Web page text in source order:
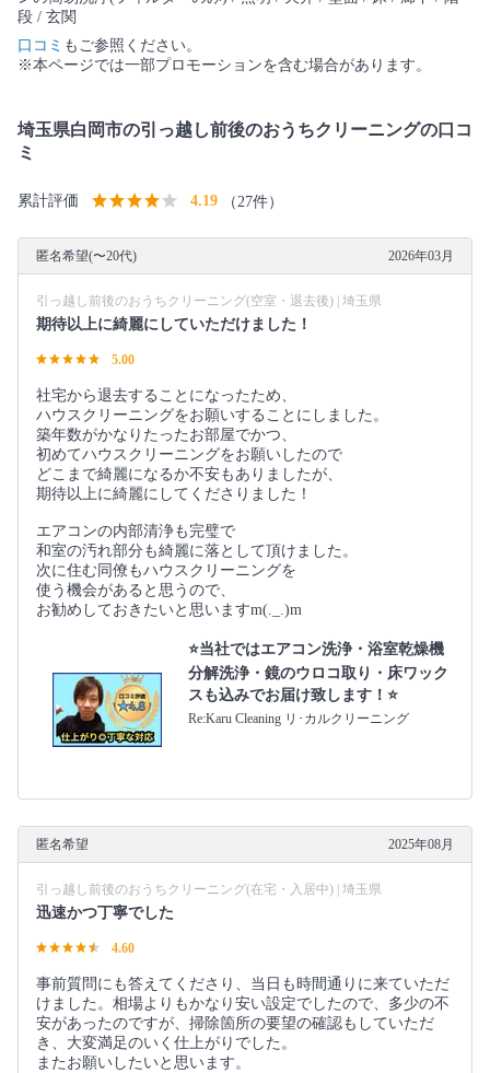
段 / 玄関
口コミ もご参照ください。
※本ページでは一部プロモーションを含む場合があります。
埼玉県白岡市の引っ越し前後のおうちクリーニングの口コ
ミ
累計評価 4.19 （27件）
匿名希望(〜20代) 2026年03月
引っ越し前後のおうちクリーニング(空室・退去後) | 埼玉県
期待以上に綺麗にしていただけました！
5.00
社宅から退去することになったため、
ハウスクリーニングをお願いすることにしました。
築年数がかなりたったお部屋でかつ、
初めてハウスクリーニングをお願いしたので
どこまで綺麗になるか不安もありましたが、
期待以上に綺麗にしてくださりました！
エアコンの内部清浄も完璧で
和室の汚れ部分も綺麗に落として頂けました。
次に住む同僚もハウスクリーニングを
使う機会があると思うので、
お勧めしておきたいと思いますm(._.)m
⭐当社ではエアコン洗浄・浴室乾燥機
分解洗浄・鏡のウロコ取り・床ワック
スも込みでお届け致します！⭐
Re:Karu Cleaning リ･カルクリーニング
匿名希望 2025年08月
引っ越し前後のおうちクリーニング(在宅・入居中) | 埼玉県
迅速かつ丁寧でした
4.60
事前質問にも答えてくださり、当日も時間通りに来ていただ
けました。相場よりもかなり安い設定でしたので、多少の不
安があったのですが、掃除箇所の要望の確認もしていただ
き、大変満足のいく仕上がりでした。
またお願いしたいと思います。